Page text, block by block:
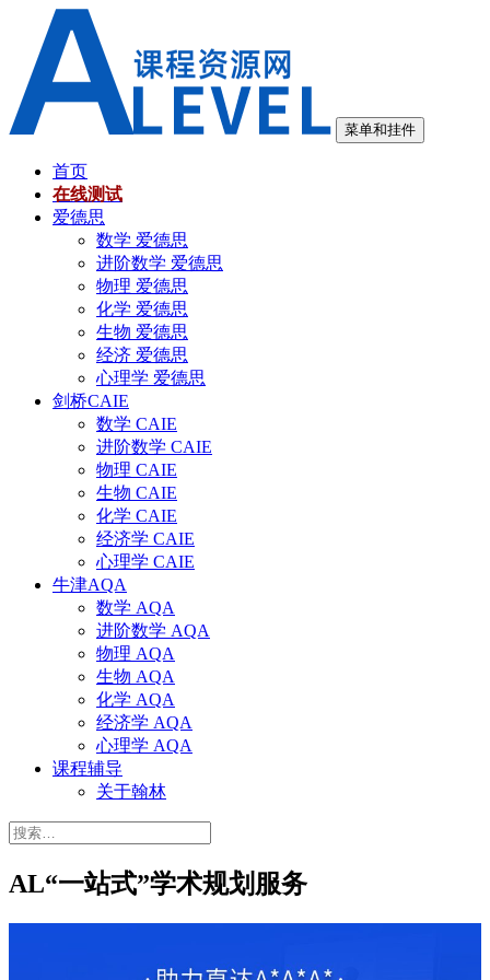
菜单和挂件
首页
在线测试
爱德思
数学 爱德思
进阶数学 爱德思
物理 爱德思
化学 爱德思
生物 爱德思
经济 爱德思
心理学 爱德思
剑桥CAIE
数学 CAIE
进阶数学 CAIE
物理 CAIE
生物 CAIE
化学 CAIE
经济学 CAIE
心理学 CAIE
牛津AQA
数学 AQA
进阶数学 AQA
物理 AQA
生物 AQA
化学 AQA
经济学 AQA
心理学 AQA
课程辅导
关于翰林
搜
AL“一站式”学术规划服务